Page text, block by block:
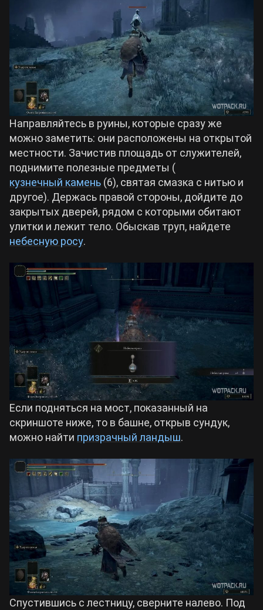
Направляйтесь в руины, которые сразу же
можно заметить: они расположены на открытой
местности. Зачистив площадь от служителей,
поднимите полезные предметы (
кузнечный камень (6), святая смазка с нитью и
другое). Держась правой стороны, дойдите до
закрытых дверей, рядом с которыми обитают
улитки и лежит тело. Обыскав труп, найдете
небесную росу.
Если подняться на мост, показанный на
скриншоте ниже, то в башне, открыв сундук,
можно найти призрачный ландыш.
Спустившись с лестницу, сверните налево. Под